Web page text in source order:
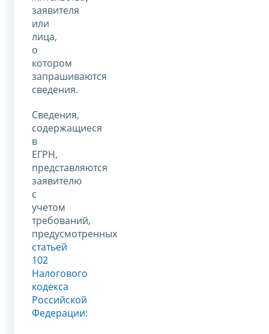
заявителя
или
лица,
о
котором
запрашиваются
сведения.
Сведения,
содержащиеся
в
ЕГРН,
представляются
заявителю
с
учетом
требований,
предусмотренных
статьей
102
Налогового
кодекса
Российской
Федерации: